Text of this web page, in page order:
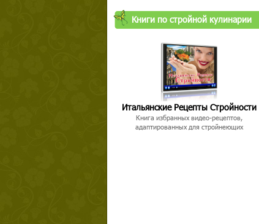
Книги по стройной кулинарии
Итальянские Рецепты Стройности
Книга избранных видео-рецептов,
адаптированных для стройнеющих